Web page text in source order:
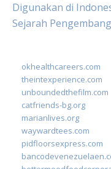
Digunakan di
Sejarah
okhealthcareers.com
theintexperience.com
unboundedthefilm.com
catfriends-bg.org
marianlives.org
waywardtees.com
pidfloorsexpress.com